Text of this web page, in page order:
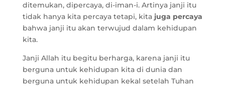
ditemukan, dipercaya, di-iman-i. Artinya janji itu
tidak hanya kita percaya tetapi, kita juga percaya
bahwa janji itu akan terwujud dalam kehidupan
kita.
Janji Allah itu begitu berharga, karena janji itu
berguna untuk kehidupan kita di dunia dan
berguna untuk kehidupan kekal setelah Tuhan